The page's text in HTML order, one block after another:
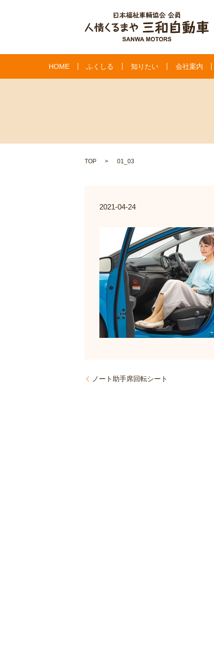
HOME ふくしる 知りたい 会社案内
TOP 01_03
2021-04-24
ノート助手席回転シート